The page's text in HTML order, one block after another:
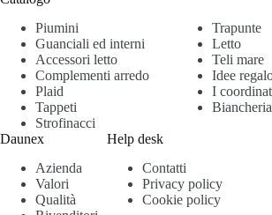
Piumini
Trapunte
Guanciali ed interni
Letto
Accessori letto
Teli mare
Complementi arredo
Idee
Plaid
I
Tappeti
Strofinacci
Daunex
Azienda
Valori
Qualità
Help desk
Contatti
Privacy policy
Cookie policy